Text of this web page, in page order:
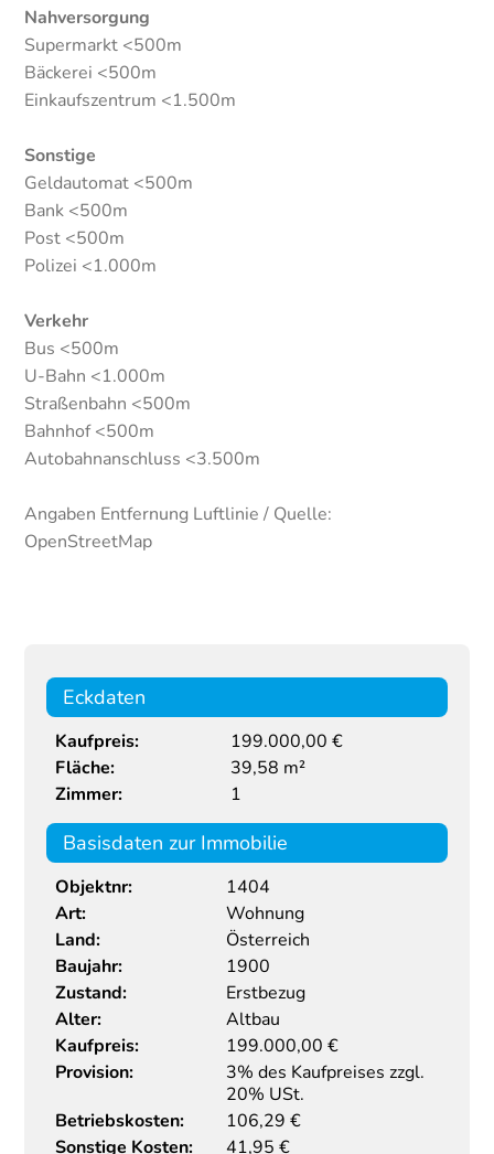
Nahversorgung
Supermarkt <500m
Bäckerei <500m
Einkaufszentrum <1.500m
Sonstige
Geldautomat <500m
Bank <500m
Post <500m
Polizei <1.000m
Verkehr
Bus <500m
U-Bahn <1.000m
Straßenbahn <500m
Bahnhof <500m
Autobahnanschluss <3.500m
Angaben Entfernung Luftlinie / Quelle:
OpenStreetMap
Eckdaten
Kaufpreis:
199.000,00 €
Fläche:
39,58 m²
Zimmer:
1
Basisdaten zur Immobilie
Objektnr:
1404
Art:
Wohnung
Land:
Österreich
Baujahr:
1900
Zustand:
Erstbezug
Alter:
Altbau
Kaufpreis:
199.000,00 €
Provision:
3% des Kaufpreises zzgl.
20% USt.
Betriebskosten:
106,29 €
Sonstige Kosten:
41,95 €